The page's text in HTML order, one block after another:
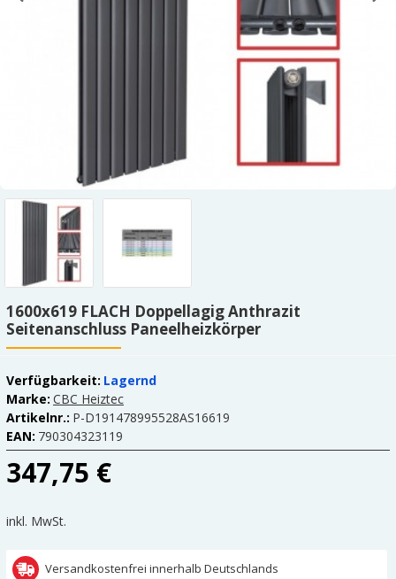
1600x619 FLACH Doppellagig Anthrazit
Seitenanschluss Paneelheizkörper
347,75 €
Verfügbarkeit: Lagernd
Marke: CBC Heiztec
Artikelnr.: P-D191478995528AS16619
EAN: 790304323119
inkl. MwSt.
Versandkostenfrei innerhalb Deutschlands